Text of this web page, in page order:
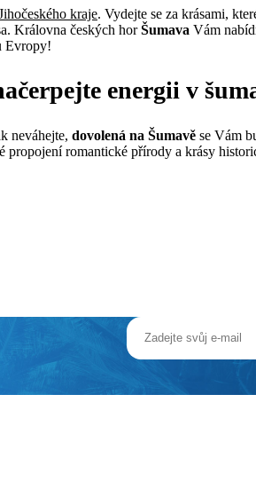
kraje. Vydejte se za krásami,
Královna českých horŠumava Vám
Evropy!
energii v
neváhejte, dovolená na Šumavě se Vám
propojení romantické přírody a krásy